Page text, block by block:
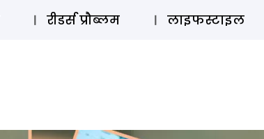
रीडर्स प्रौब्लम लाइफस्टाइल